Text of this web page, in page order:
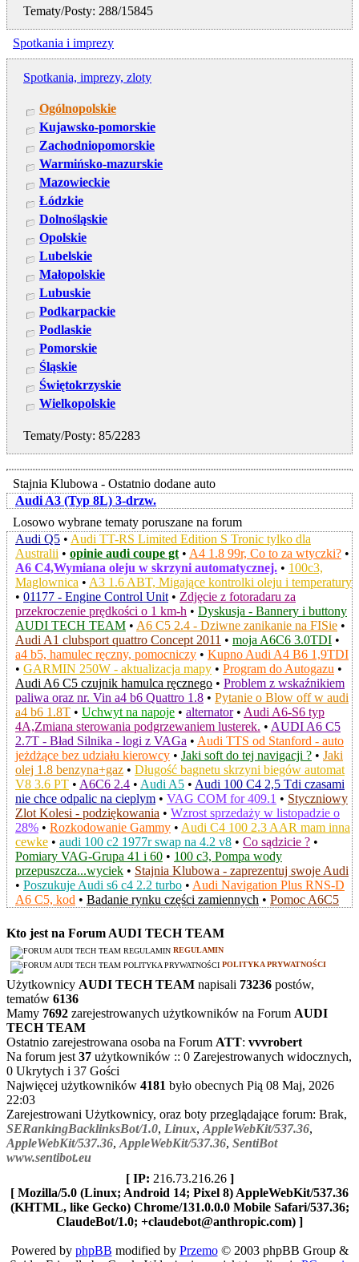
Tematy/Posty: 288/15845
Spotkania i imprezy
Spotkania, imprezy, zloty
Ogólnopolskie
Kujawsko-pomorskie
Zachodniopomorskie
Warmińsko-mazurskie
Mazowieckie
Łódzkie
Dolnośląskie
Opolskie
Lubelskie
Małopolskie
Lubuskie
Podkarpackie
Podlaskie
Pomorskie
Śląskie
Świętokrzyskie
Wielkopolskie
Tematy/Posty: 85/2283
Stajnia Klubowa - Ostatnio dodane auto
Audi A3 (Typ 8L) 3-drzw.
Losowo wybrane tematy poruszane na forum
Audi Q5 • Audi TT-RS Limited Edition S Tronic tylko dla
Australii • opinie audi coupe gt • A4 1.8 99r, Co to za wtyczki? •
A6 C4,Wymiana oleju w skrzyni automatycznej. • 100c3,
Maglownica • A3 1.6 ABT, Migające kontrolki oleju i temperatury
• 01177 - Engine Control Unit • Zdjęcie z fotoradaru za
przekroczenie prędkości o 1 km-h • Dyskusja - Bannery i buttony
AUDI TECH TEAM • A6 C5 2.4 - Dziwne zanikanie na FISie •
Audi A1 clubsport quattro Concept 2011 • moja A6C6 3.0TDI •
a4 b5, hamulec ręczny, pomocniczy • Kupno Audi A4 B6 1,9TDI
• GARMIN 250W - aktualizacja mapy • Program do Autogazu •
Audi A6 C5 czujnik hamulca ręcznego • Problem z wskaźnikiem
paliwa oraz nr. Vin a4 b6 Quattro 1.8 • Pytanie o Blow off w audi
a4 b6 1.8T • Uchwyt na napoje • alternator• Audi A6-S6 typ
4A,Zmiana sterowania podgrzewaniem lusterek. • AUDI A6 C5
2.7T - Bład Silnika - logi z VAGa • Audi TTS od Stanford - auto
jeżdżące bez udziału kierowcy • Jaki soft do tej navigacji ? • Jaki
olej 1.8 benzyna+gaz • Długość bagnetu skrzyni biegów automat
V8 3.6 PT • A6C6 2.4 • Audi A5 • Audi 100 C4 2,5 Tdi czasami
nie chce odpalic na cieplym • VAG COM for 409.1 • Styczniowy
Zlot Kolesi - podziękowania • Wzrost sprzedaży w listopadzie o
28% • Rozkodowanie Gammy • Audi C4 100 2.3 AAR mam inna
cewke • audi 100 c2 1977r swap na 4.2 v8 • Co sądzicie ? •
Pomiary VAG-Grupa 41 i 60 • 100 c3, Pompa wody
przepuszcza...wyciek • Stajnia Klubowa - zaprezentuj swoje Audi
• Poszukuje Audi s6 c4 2.2 turbo • Audi Navigation Plus RNS-D
A6 C5, kod • Badanie rynku części zamiennych • Pomoc A6C5
Kto jest na Forum AUDI TECH TEAM
REGULAMIN
POLITYKA PRYWATNOŚCI
Użytkownicy AUDI TECH TEAM napisali 73236 postów,
tematów 6136
Mamy 7692 zarejestrowanych użytkowników na Forum AUDI
TECH TEAM
Ostatnio zarejestrowana osoba na Forum ATT: vvvrobert
Na forum jest 37 użytkowników :: 0 Zarejestrowanych widocznych,
0 Ukrytych i 37 Gości
Najwięcej użytkowników 4181 było obecnych Pią 08 Maj, 2026
22:03
Zarejestrowani Użytkownicy, oraz boty przeglądające forum: Brak,
SERankingBacklinksBot/1.0, Linux, AppleWebKit/537.36,
AppleWebKit/537.36, AppleWebKit/537.36, SentiBot
www.sentibot.eu
[ IP: 216.73.216.26 ]
[ Mozilla/5.0 (Linux; Android 14; Pixel 8) AppleWebKit/537.36
(KHTML, like Gecko) Chrome/131.0.0.0 Mobile Safari/537.36;
ClaudeBot/1.0; +claudebot@anthropic.com) ]
Powered by phpBB modified by Przemo© 2003 phpBB Group &